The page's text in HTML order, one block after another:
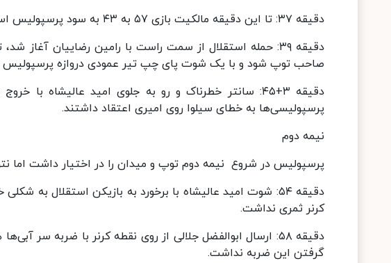
دقیقه ۳۷: تا این دقیقه مالکیت بازی ۵۷ به ۴۳ به سود پرسپولیس است.
دقیقه ۳۹: حمله استقلال از سمت راست با رامین رضاییان آغاز
صاحب توپ شود و با یک شوت پای چپ تیر عمودی دروازه پرسپولیس را
دقیقه ۳+۴۵: سانتر خطرناک و رو به جلوی امید
پرسپولیسی‌ها به خطای سیلوا روی امیری اعتقاد داشتند.
نیمه دوم
پرسپولیس در شروع نیمه دوم توپ و میدان را در اختیار داشت اما
دقیقه ۵۴: شوت امید عالیشاه با برخورد به بازیکن استقلال به
کرنر ثمری نداشت.
دقیقه ۵۸: ارسال ابوالفضل جلالی از روی نقطه کرنر با ضربه
گرفتن این ضربه نداشت.